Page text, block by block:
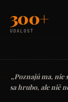
300+
UDALOSŤ
„Poznajú ma, nie
sa hrubo, ale nič